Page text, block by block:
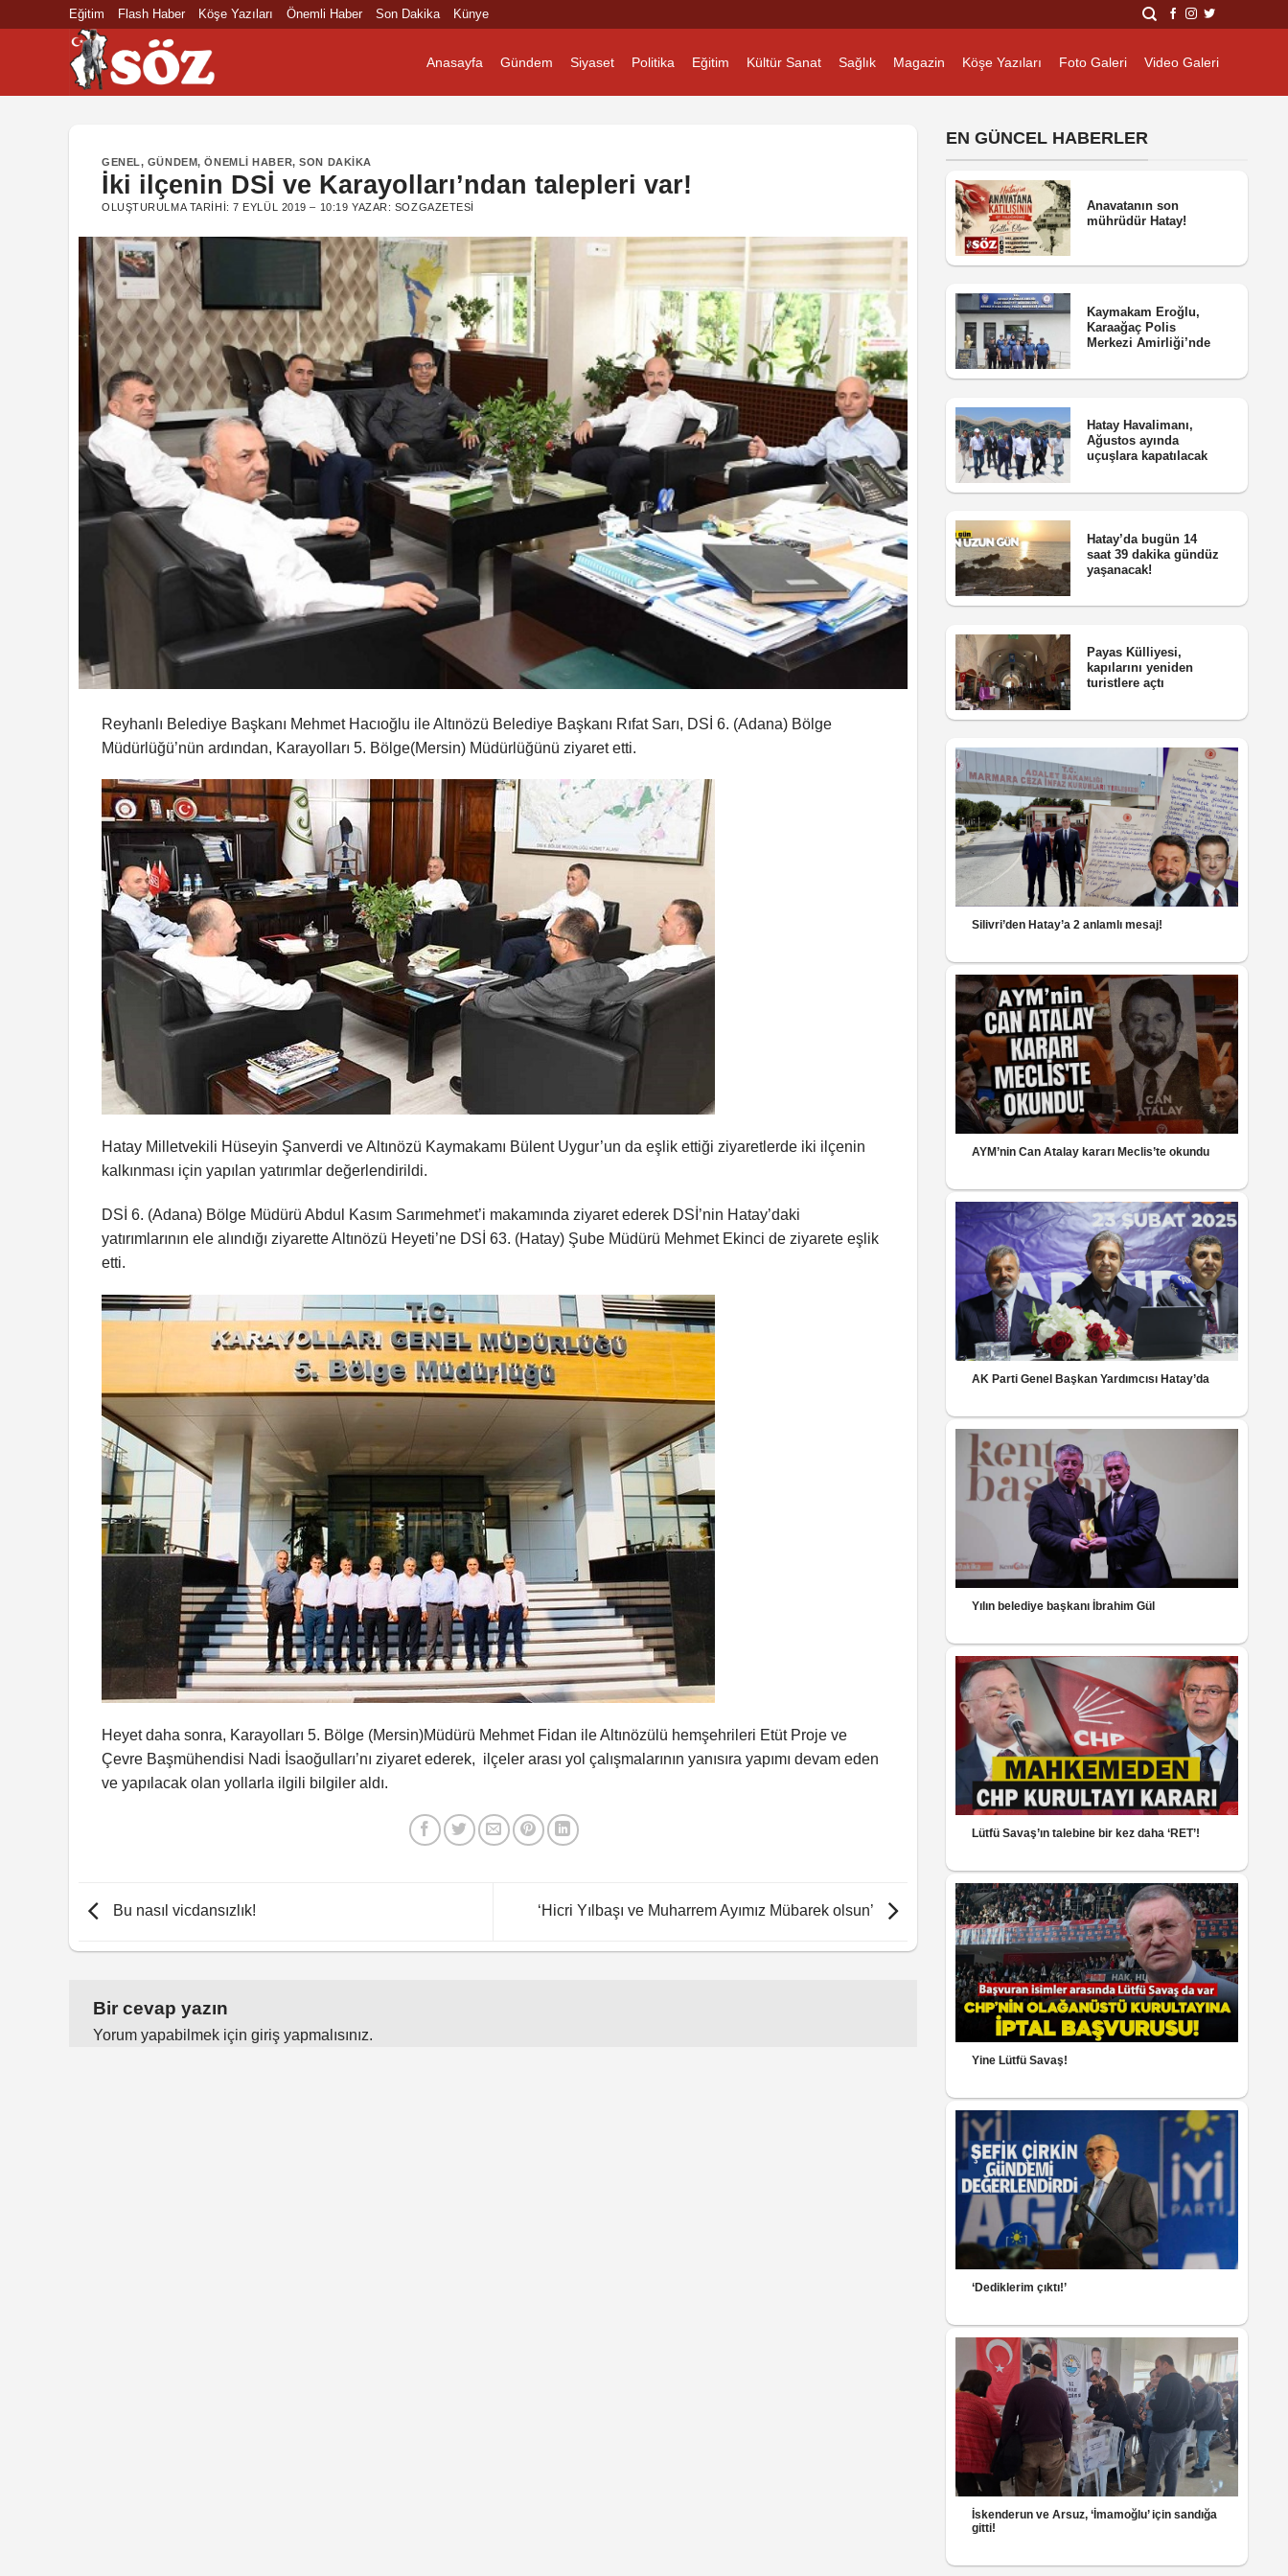
Eğitim Flash Haber Köşe Yazıları Önemli Haber Son Dakika Künye
Anasayfa Gündem Siyaset Politika Eğitim Kültür Sanat Sağlık Magazin Köşe Yazıları Foto Galeri Video Galeri
GENEL, GÜNDEM,ÖNEMLI HABER,SON DAKIKA
İki ilçenin DSİ ve Karayolları’ndan talepleri var!
OLUŞTURULMA TARIHI:7 EYLÜL 2019 – 10:19 YAZAR: SOZGAZETESI
Reyhanlı Belediye Başkanı Mehmet Hacıoğlu ile Altınözü Belediye Başkanı Rıfat Sarı, DSİ 6. (Adana) Bölge
Müdürlüğü’nün ardından, Karayolları 5. Bölge(Mersin) Müdürlüğünü ziyaret etti.
Hatay Milletvekili Hüseyin Şanverdi ve Altınözü Kaymakamı Bülent Uygur’un da eşlik ettiği ziyaretlerde iki ilçenin
kalkınması için yapılan yatırımlar değerlendirildi.
DSİ 6. (Adana) Bölge Müdürü Abdul Kasım Sarımehmet’i makamında ziyaret ederek DSİ’nin Hatay’daki
yatırımlarının ele alındığı ziyarette Altınözü Heyeti’ne DSİ 63. (Hatay) Şube Müdürü Mehmet Ekinci de ziyarete eşlik
etti.
Heyet daha sonra, Karayolları 5. Bölge (Mersin)Müdürü Mehmet Fidan ile Altınözülü hemşehrileri Etüt Proje ve
Çevre Başmühendisi Nadi İsaoğulları’nı ziyaret ederek, ilçeler arası yol çalışmalarının yanısıra yapımı devam eden
ve yapılacak olan yollarla ilgili bilgiler aldı.
Bu nasıl vicdansızlık! ‘Hicri Yılbaşı ve Muharrem Ayımız Mübarek olsun’
Bir cevap yazın
Yorum yapabilmek için giriş yapmalısınız.
EN GÜNCEL HABERLER
Anavatanın son
mührüdür Hatay!
Kaymakam Eroğlu,
Karaağaç Polis
Merkezi Amirliği’nde
Hatay Havalimanı,
Ağustos ayında
uçuşlara kapatılacak
Hatay’da bugün 14
saat 39 dakika gündüz
yaşanacak!
Payas Külliyesi,
kapılarını yeniden
turistlere açtı
Silivri’den Hatay’a 2 anlamlı mesaj!
AYM’nin Can Atalay kararı Meclis’te okundu
AK Parti Genel Başkan Yardımcısı Hatay’da
Yılın belediye başkanı İbrahim Gül
Lütfü Savaş’ın talebine bir kez daha ‘RET’!
Yine Lütfü Savaş!
‘Dediklerim çıktı!’
İskenderun ve Arsuz, ‘İmamoğlu’ için sandığa
gitti!